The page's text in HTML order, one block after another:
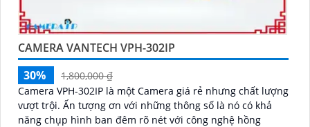
CAMERA VANTECH VPH-302IP
30%
1,800,000 ₫
Camera VPH-302IP là một Camera giá rẻ nhưng chất lượng
vượt trội. Ấn tượng ơn với những thông số là nó có khả
năng chụp hình ban đêm rõ nét với công nghệ hồng